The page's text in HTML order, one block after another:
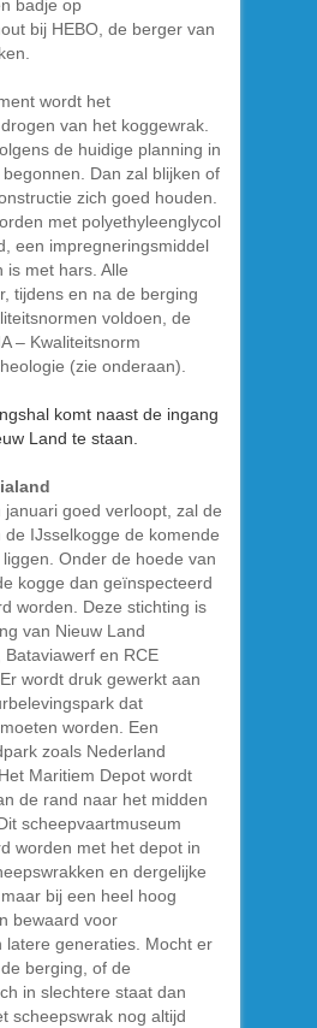
badje op
bij HEBO, de berger van
wordt het
van het koggewrak.
de huidige planning in
Dan zal blijken of
zich goed houden.
met polyethyleenglycol
een impregneringsmiddel
is met hars. Alle
tijdens en na de berging
voldoen, de
– Kwaliteitsnorm
(zie onderaan).
januari goed verloopt, zal de
IJsselkogge de komende
Onder de hoede van
kogge dan geïnspecteerd
worden. Deze stichting is
van Nieuw Land
en RCE
wordt druk gewerkt aan
dat
worden. Een
zoals Nederland
Maritiem Depot wordt
de rand naar het midden
scheepvaartmuseum
worden met het depot in
en dergelijke
bij een heel hoog
bewaard voor
latere generaties. Mocht er
berging, of de
in slechtere staat dan
scheepswrak nog altijd